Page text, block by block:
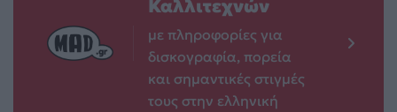
Καλλιτεχνών
με πληροφορίες για
δισκογραφία, πορεία
και σημαντικές στιγμές
τους στην ελληνική